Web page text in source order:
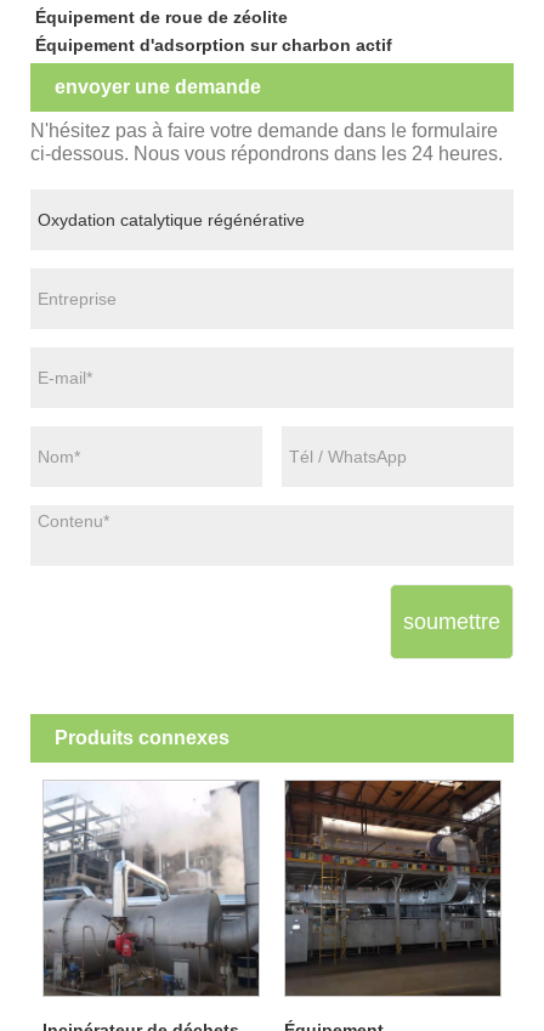
Équipement de roue de zéolite
Équipement d'adsorption sur charbon actif
envoyer une demande
N'hésitez pas à faire votre demande dans le formulaire
ci-dessous. Nous vous répondrons dans les 24 heures.
soumettre
Produits connexes